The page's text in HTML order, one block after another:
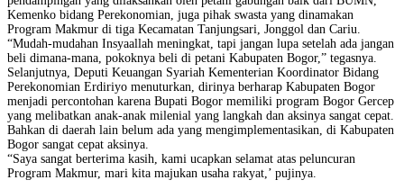
Kemenko bidang Perekonomian, juga pihak swasta yang dinamakan
Program Makmur di tiga Kecamatan Tanjungsari, Jonggol dan Cariu.
“Mudah-mudahan Insyaallah meningkat, tapi jangan lupa setelah ada jangan
beli dimana-mana, pokoknya beli di petani Kabupaten Bogor,” tegasnya.
Selanjutnya, Deputi Keuangan Syariah Kementerian Koordinator Bidang
Perekonomian Erdiriyo menuturkan, dirinya berharap Kabupaten Bogor
menjadi percontohan karena Bupati Bogor memiliki program Bogor Gercep
yang melibatkan anak-anak milenial yang langkah dan aksinya sangat cepat.
Bahkan di daerah lain belum ada yang mengimplementasikan, di Kabupaten
Bogor sangat cepat aksinya.
“Saya sangat berterima kasih, kami ucapkan selamat atas peluncuran
Program Makmur, mari kita majukan usaha rakyat,’ pujinya.